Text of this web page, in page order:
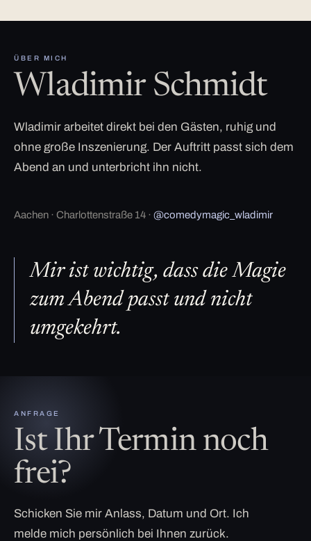
ÜBER MICH
Wladimir Schmidt
Wladimir arbeitet direkt bei den Gästen, ruhig und
ohne große Inszenierung. Der Auftritt passt sich dem
Abend an und unterbricht ihn nicht.
Aachen · Charlottenstraße 14 · @comedymagic_wladimir
Mir ist wichtig, dass die Magie
zum Abend passt und nicht
umgekehrt.
ANFRAGE
Ist Ihr Termin noch
frei?
Schicken Sie mir Anlass, Datum und Ort. Ich
melde mich persönlich bei Ihnen zurück.